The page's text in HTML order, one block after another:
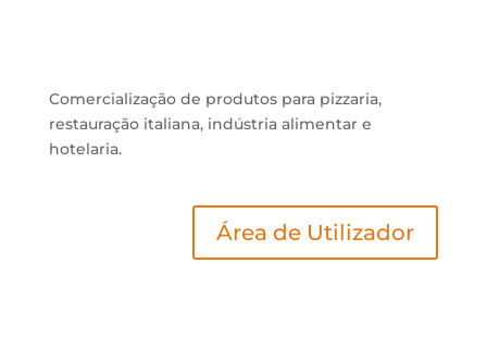
Comercialização de produtos para pizzaria,
restauração italiana, indústria alimentar e
hotelaria.
Área de Utilizador